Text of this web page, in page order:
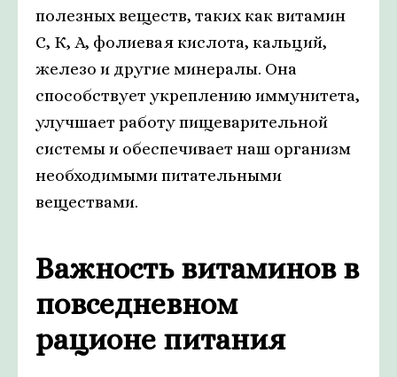
полезных веществ, таких как витамин
С, К, А, фолиевая кислота, кальций,
железо и другие минералы. Она
способствует укреплению иммунитета,
улучшает работу пищеварительной
системы и обеспечивает наш организм
необходимыми питательными
веществами.
Важность витаминов в
повседневном
рационе питания